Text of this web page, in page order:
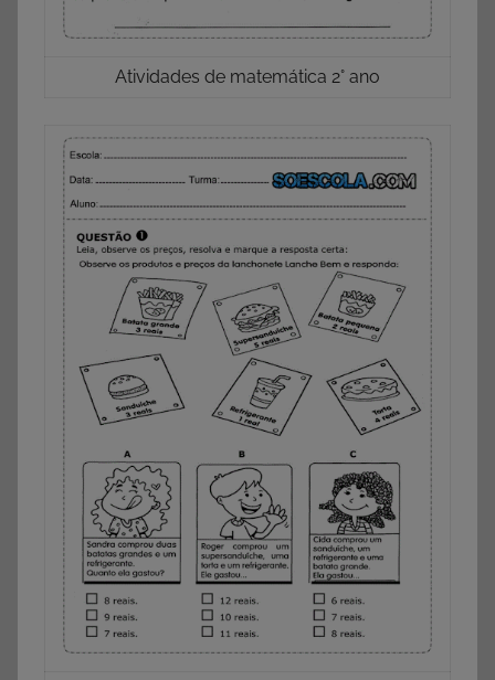
Atividades de matemática 2° ano